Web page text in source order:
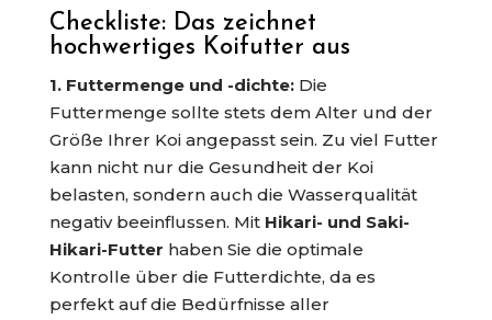
Checkliste: Das zeichnet
hochwertiges Koifutter aus
1. Futtermenge und -dichte: Die
Futtermenge sollte stets dem Alter und der
Größe Ihrer Koi angepasst sein. Zu viel Futter
kann nicht nur die Gesundheit der Koi
belasten, sondern auch die Wasserqualität
negativ beeinflussen. Mit Hikari- und Saki-
Hikari-Futter haben Sie die optimale
Kontrolle über die Futterdichte, da es
perfekt auf die Bedürfnisse aller